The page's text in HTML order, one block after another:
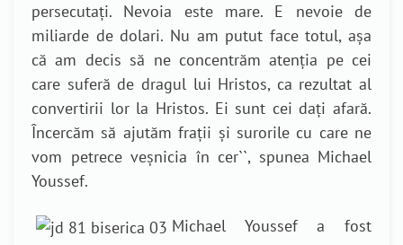
persecutați. Nevoia este mare. E nevoie de
miliarde de dolari. Nu am putut face totul, așa
că am decis să ne concentrăm atenția pe cei
care suferă de dragul lui Hristos, ca rezultat al
convertirii lor la Hristos. Ei sunt cei dați afară.
Încercăm să ajutăm frații și surorile cu care ne
vom petrece veșnicia în cer``, spunea Michael
Youssef.
Michael Youssef a fost